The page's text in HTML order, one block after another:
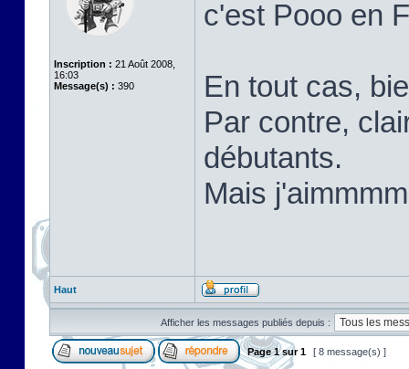
Inscription : 21 Août 2008,
16:03
Message(s) : 390
c'est Pooo en
En tout cas,
Par contre,
débutants.
Mais
Haut
Afficher les messages publiés depuis :
Page1sur1 [ 8 message(s) ]